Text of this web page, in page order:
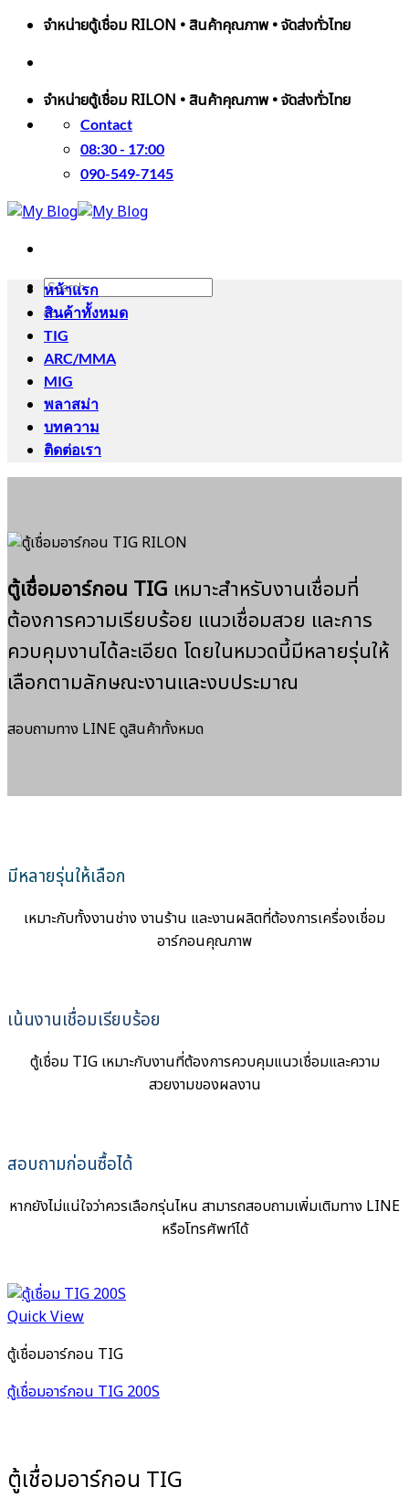
Skip
content
จำหน่ายตู้เชื่อม RILON • สินค้าคุณภาพ • จัดส่งทั่วไทย
จำหน่ายตู้เชื่อม RILON • สินค้าคุณภาพ • จัดส่งทั่วไทย
Contact
08:30 - 17:00
090-549-7145
Search
for:
หน้าแรก
สินค้าทั้งหมด
TIG
ARC/MMA
MIG
พลาสม่า
บทความ
ติดต่อเรา
ตู้เชื่อมอาร์กอน TIG เหมาะสำหรับงานเชื่อมที่
ต้องการความเรียบร้อย แนวเชื่อมสวย และการ
ควบคุมงานได้ละเอียด โดยในหมวดนี้มีหลายรุ่นให้
เลือกตามลักษณะงานและงบประมาณ
สอบถามทาง LINE ดูสินค้าทั้งหมด
มีหลายรุ่นให้เลือก
เหมาะกับทั้งงานช่าง งานร้าน และงานผลิตที่ต้องการเครื่องเชื่อม
อาร์กอนคุณภาพ
เน้นงานเชื่อมเรียบร้อย
ตู้เชื่อม TIG เหมาะกับงานที่ต้องการควบคุมแนวเชื่อมและความ
สวยงามของผลงาน
สอบถามก่อนซื้อได้
หากยังไม่แน่ใจว่าควรเลือกรุ่นไหน สามารถสอบถามเพิ่มเติมทาง LINE
หรือโทรศัพท์ได้
Quick View
ตู้เชื่อมอาร์กอน TIG
ตู้เชื่อมอาร์กอน TIG 200S
ตู้เชื่อมอาร์กอน TIG